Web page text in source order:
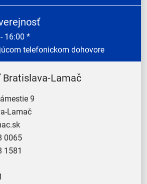
*
telefonickom dohovore
Lamač
9
Lamač
0065
1581